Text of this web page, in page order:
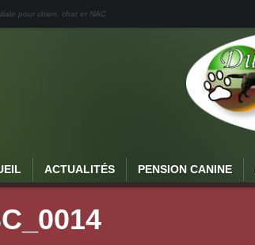
pour chien, chat et NAC
ACTUALITÉS PENSION CANINE